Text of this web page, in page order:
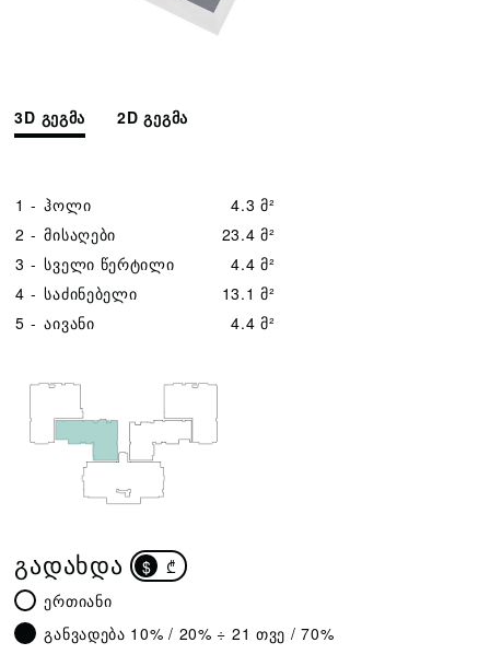
3D გეგმა 2D გეგმა
1 - ჰოლი
4.3 მ²
2 - მისაღები
23.4 მ²
3 - სველი წერტილი
4.4 მ²
4 - საძინებელი
13.1 მ²
5 - აივანი 4.4 მ²
ᲒᲐᲓᲐᲮᲓᲐ $
₾
ერთიანი
განვადება 10% / 20% ÷ 21 თვე / 70%